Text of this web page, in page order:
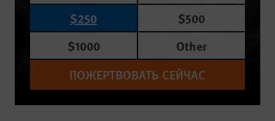
$250
$500
$1000
Other
ПОЖЕРТВОВАТЬ СЕЙЧАС